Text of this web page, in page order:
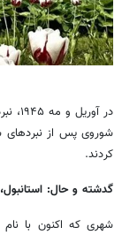
در
شوروی پس از نبردهای
کردند.
گدشته و حال:
شهری که اکنون با